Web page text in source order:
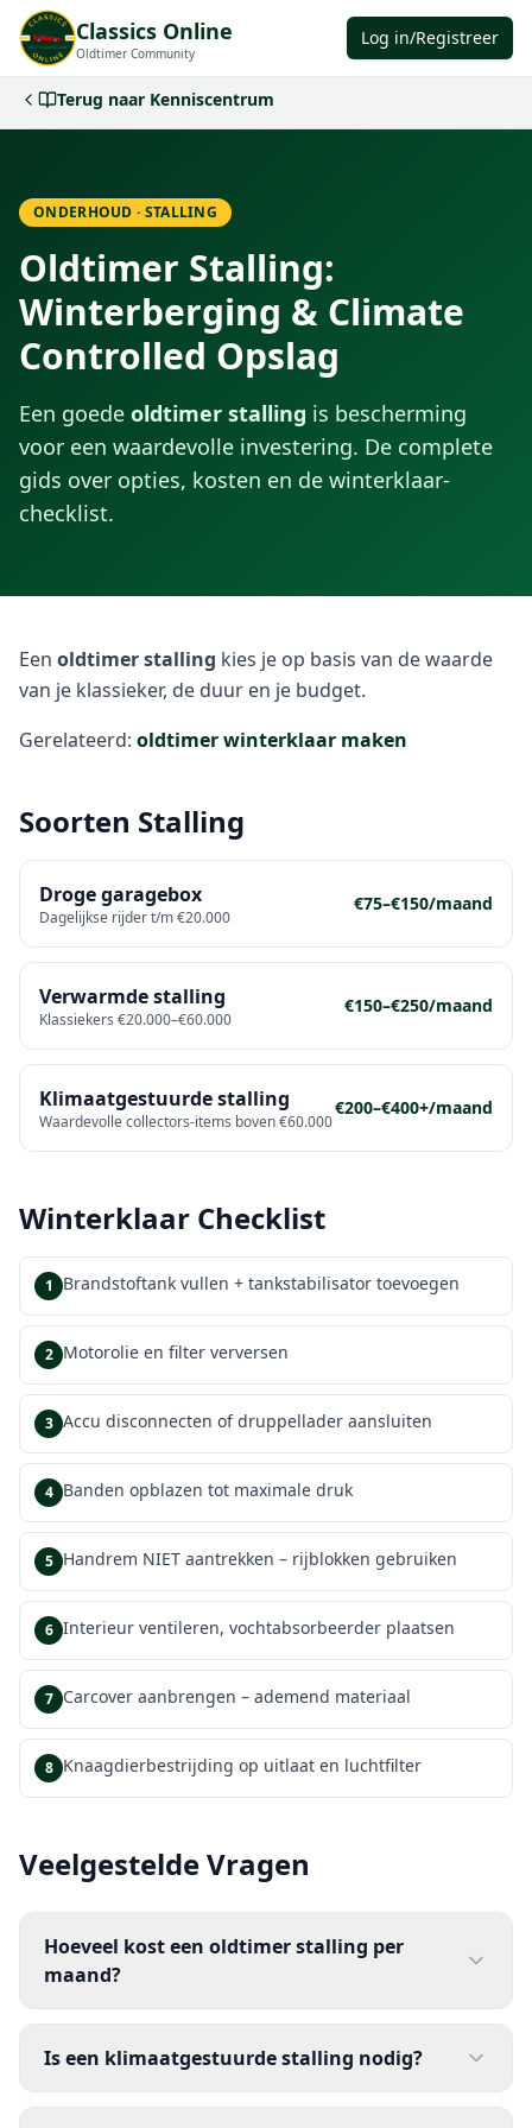
Classics Online
Oldtimer Community
Log in/Registreer
Terug naar Kenniscentrum
ONDERHOUD · STALLING
Oldtimer Stalling:
Winterberging & Climate
Controlled Opslag
Een goede oldtimer stalling is bescherming
voor een waardevolle investering. De complete
gids over opties, kosten en de winterklaar-
checklist.
Een oldtimer stalling kies je op basis van de waarde
van je klassieker, de duur en je budget.
Gerelateerd: oldtimer winterklaar maken
Soorten Stalling
Droge garagebox
Dagelijkse rijder t/m €20.000
€75–€150/maand
Verwarmde stalling
Klassiekers €20.000–€60.000
€150–€250/maand
Klimaatgestuurde stalling
Waardevolle collectors-items boven €60.000
€200–€400+/maand
Winterklaar Checklist
1 Brandstoftank vullen + tankstabilisator toevoegen
2 Motorolie en filter verversen
3 Accu disconnecten of druppellader aansluiten
4 Banden opblazen tot maximale druk
5 Handrem NIET aantrekken – rijblokken gebruiken
6 Interieur ventileren, vochtabsorbeerder plaatsen
7 Carcover aanbrengen – ademend materiaal
8 Knaagdierbestrijding op uitlaat en luchtfilter
Veelgestelde Vragen
Hoeveel kost een oldtimer stalling per
maand?
Is een klimaatgestuurde stalling nodig?